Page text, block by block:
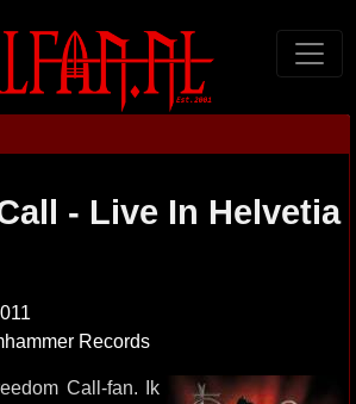
- Live In Helvetia
Records
Call-fan. Ik